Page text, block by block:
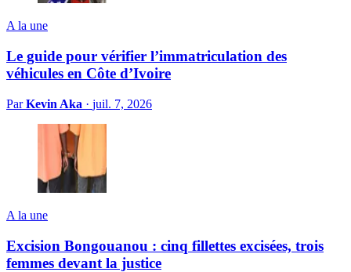
A la une
Le guide pour vérifier l’immatriculation des
véhicules en Côte d’Ivoire
ParKevin Aka · juil. 7, 2026
A la une
Excision Bongouanou : cinq fillettes excisées, trois
femmes devant la justice